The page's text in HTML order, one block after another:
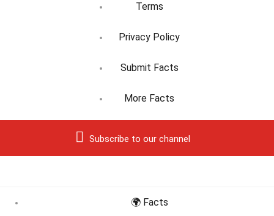
Terms
Privacy Policy
Submit Facts
More Facts
Subscribe to our channel
🌍 Facts